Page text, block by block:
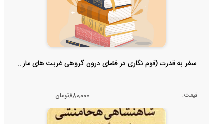
سفر به قدرت (قوم نگاری در فضای درون گروهی غربت های ماز...
قیمت: 880,000تومان